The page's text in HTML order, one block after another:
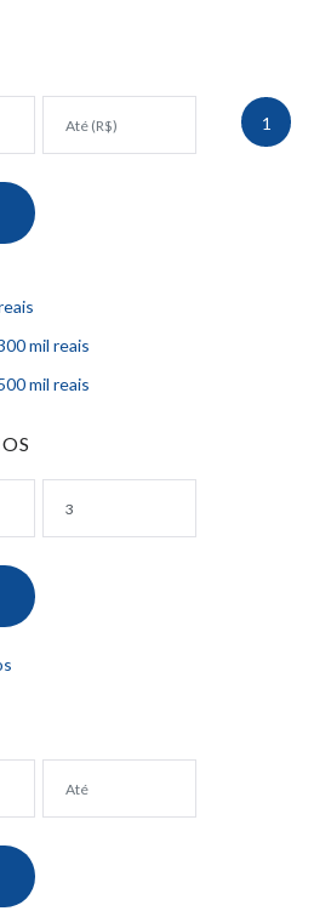
mil reais
mil reais
1